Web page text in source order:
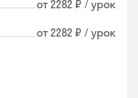
от 2282 ₽ / урок
от 2282 ₽ / урок